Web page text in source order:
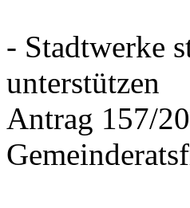
- Stadtwerke
unterstützen
Antrag 157/